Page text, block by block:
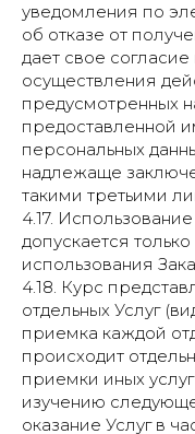
уведомления по
об отказе от
дает свое
осуществления
предусмотренных
предоставленной
персональных
надлежаще
такими третьими
4.17.
допускается
использования
4.18. Курс
отдельных Услуг
приемка каждой
происходит
приемки иных
изучению
оказание Услуг в